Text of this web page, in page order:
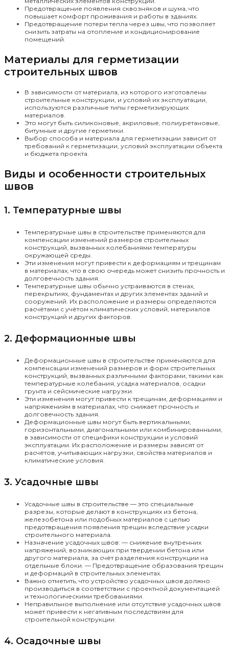
Предотвращение появления сквозняков и шума, что
повышает комфорт проживания и работы в зданиях.
Предотвращение потери тепла через швы, что позволяет
снизить затраты на отопление и кондиционирование
помещений.
Материалы для герметизации
строительных швов
В зависимости от материала, из которого изготовлены
строительные конструкции, и условий их эксплуатации,
используются различные типы герметизирующих
материалов.
Это могут быть силиконовые, акриловые, полиуретановые,
битумные и другие герметики.
Выбор способа и материала для герметизации зависит от
требований к герметизации, условий эксплуатации объекта
и бюджета проекта.
Виды и особенности строительных
швов
1. Температурные швы
Температурные швы в строительстве применяются для
компенсации изменений размеров строительных
конструкций, вызванных колебаниями температуры
окружающей среды.
Эти изменения могут привести к деформациям и трещинам
в материалах, что в свою очередь может снизить прочность и
долговечность здания.
Температурные швы обычно устраиваются в стенах,
перекрытиях, фундаментах и других элементах зданий и
сооружений. Их расположение и размеры определяются
расчётами с учётом климатических условий, материалов
конструкций и других факторов.
2. Деформационные швы
Деформационные швы в строительстве применяются для
компенсации изменений размеров и форм строительных
конструкций, вызванных различными факторами, такими как
температурные колебания, усадка материалов, осадки
грунта и сейсмические нагрузки.
Эти изменения могут привести к трещинам, деформациям и
напряжениям в материалах, что снижает прочность и
долговечность здания.
Деформационные швы могут быть вертикальными,
горизонтальными, диагональными или комбинированными,
в зависимости от специфики конструкции и условий
эксплуатации. Их расположение и размеры зависят от
расчётов, учитывающих нагрузки, свойства материалов и
климатические условия.
3. Усадочные швы
Усадочные швы в строительстве — это специальные
разрезы, которые делают в конструкциях из бетона,
железобетона или подобных материалов с целью
предотвращения появления трещин вследствие усадки
строительного материала.
Назначение усадочных швов: — снижение внутренних
напряжений, возникающих при твердении бетона или
другого материала, за счёт разделения конструкции на
отдельные блоки. — Предотвращение образования трещин
и деформаций в строительных элементах.
Важно отметить, что устройство усадочных швов должно
производиться в соответствии с проектной документацией
и технологическими требованиями.
Неправильное выполнение или отсутствие усадочных швов
может привести к негативным последствиям для
строительной конструкции.
4. Осадочные швы